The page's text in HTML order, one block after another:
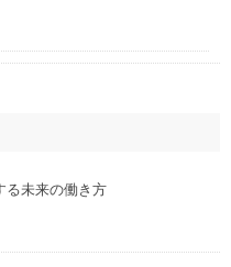
る未来の働き方